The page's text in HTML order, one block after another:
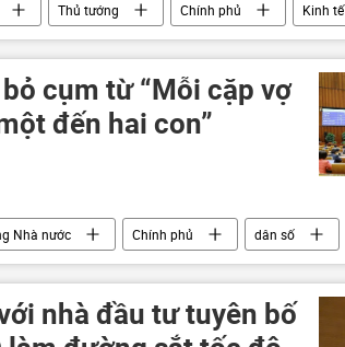
Thủ tướng Chính phủ
Kinh tế
kinh tế
cụm từ “Mỗi cặp vợ
đến hai con”
Nhà nước Chính phủ
dân số
sách
nhà đầu tư tuyên bố